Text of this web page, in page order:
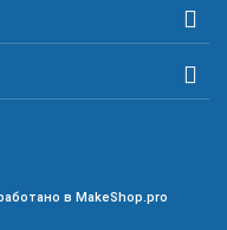
в MakeShop.pro